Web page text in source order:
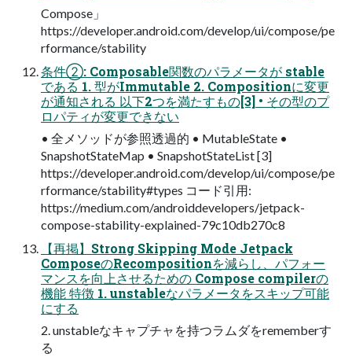
Compose」
https://developer.android.com/develop/ui/compose/pe
rformance/stability
条件②: Composable関数のパラメータが stable
である 1. 型がImmutable 2. Compositionに変更
が通知される 以下2つを満たすもの[3] • その型のプ
ロパティが変更できない
• 全メソッドが参照透過的 • MutableState •
SnapshotStateMap • SnapshotStateList [3]
https://developer.android.com/develop/ui/compose/pe
rformance/stability#types コード引用:
https://medium.com/androiddevelopers/jetpack-
compose-stability-explained-79c10db270c8
【再掲】Strong Skipping Mode Jetpack
ComposeのRecompositionを減らし、パフォー
マンスを向上させるための Compose compilerの
機能 特徴 1. unstableなパラメータをスキップ可能
にする
2. unstableなキャプチャを持つラムダをrememberす
る